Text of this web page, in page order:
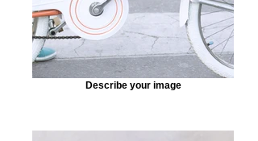
Describe your image